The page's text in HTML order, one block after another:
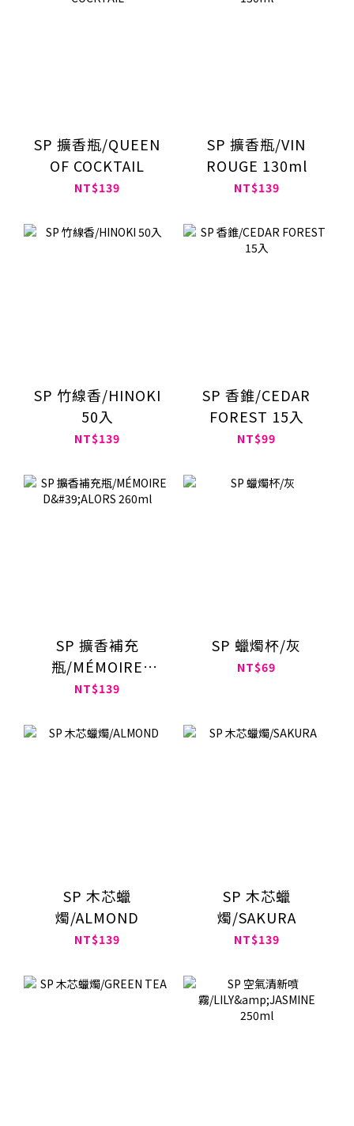
SP 擴香瓶/QUEEN
OF COCKTAIL
NT$139
SP 擴香瓶/VIN
ROUGE 130ml
NT$139
SP 竹線香/HINOKI
50入
NT$139
SP 香錐/CEDAR
FOREST 15入
NT$99
SP 擴香補充
瓶/MÉMOIRE
D'ALORS 260ml
NT$139
SP 蠟燭杯/灰
NT$69
SP 木芯蠟
燭/ALMOND
NT$139
SP 木芯蠟
燭/SAKURA
NT$139